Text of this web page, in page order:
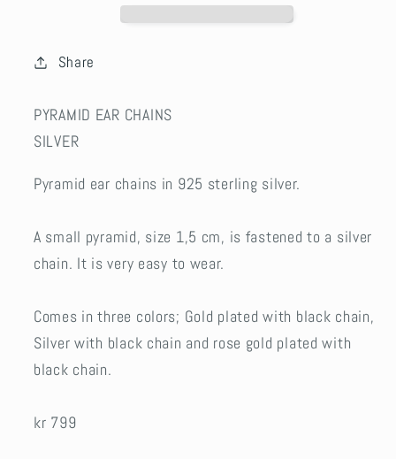
Share
PYRAMID EAR CHAINS
SILVER
Pyramid ear chains in 925 sterling silver.
A small pyramid, size 1,5 cm, is fastened to a silver
chain. It is very easy to wear.
Comes in three colors; Gold plated with black chain,
Silver with black chain and rose gold plated with
black chain.
kr 799